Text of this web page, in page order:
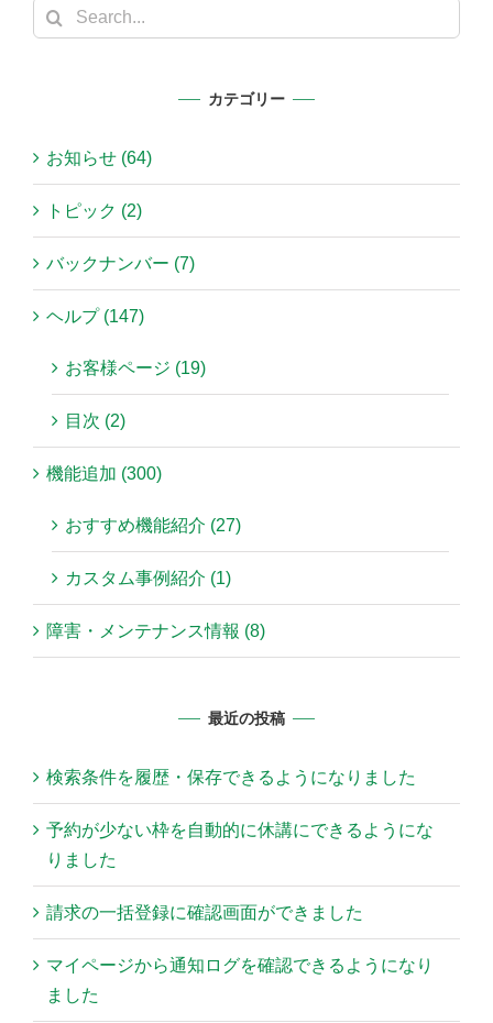
Search
for:
カテゴリー
お知らせ (64)
トピック (2)
バックナンバー (7)
ヘルプ (147)
お客様ページ (19)
目次 (2)
機能追加 (300)
おすすめ機能紹介 (27)
カスタム事例紹介 (1)
障害・メンテナンス情報 (8)
最近の投稿
検索条件を履歴・保存できるようになりました
予約が少ない枠を自動的に休講にできるようにな
りました
請求の一括登録に確認画面ができました
マイページから通知ログを確認できるようになり
ました